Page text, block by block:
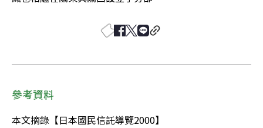
參考資料
本文摘錄【日本國民信託導覽2000】